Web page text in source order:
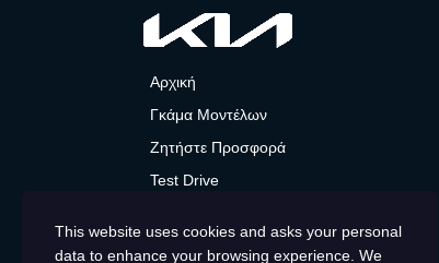
Αρχική
Γκάμα Μοντέλων
Ζητήστε Προσφορά
Test Drive
This website uses cookies and asks your personal
data to enhance your browsing experience. We